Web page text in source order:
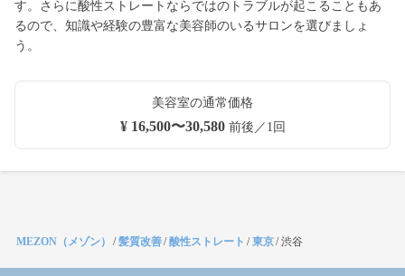
す。さらに酸性ストレートならではのトラブルが起こることもあ
るので、知識や経験の豊富な美容師のいるサロンを選びましょ
う。
美容室の通常価格
¥ 16,500〜30,580前後／1回
MEZON（メゾン） /髪質改善/酸性ストレート /東京/渋谷